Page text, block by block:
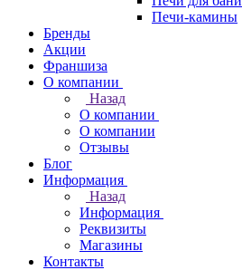
Печи-камины
Бренды
Акции
Франшиза
О компании
Назад
О компании
О компании
Отзывы
Блог
Информация
Назад
Информация
Реквизиты
Магазины
Контакты